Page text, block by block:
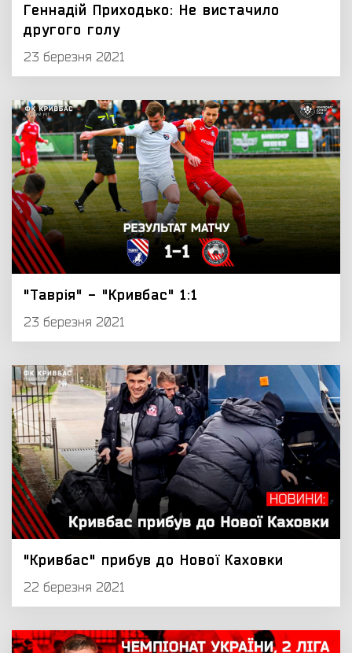
Геннадій Приходько: Не вистачило
другого голу
23 березня 2021
"Таврія" - "Кривбас" 1:1
23 березня 2021
"Кривбас" прибув до Нової Каховки
22 березня 2021